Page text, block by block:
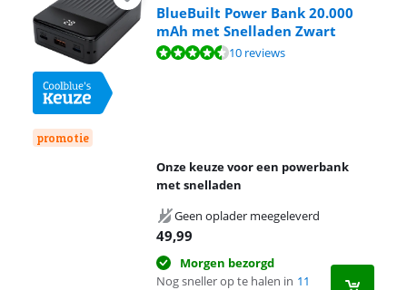
promotie
BlueBuilt Power Bank 20.000
mAh met Snelladen Zwart
Beoordeling is 8,9 van de 10, gebaseerd op 10 reviews.
10 reviews
Onze keuze voor een powerbank
met snelladen
Geen oplader meegeleverd
49,99
Morgen bezorgd
Nog sneller op te halen in 11